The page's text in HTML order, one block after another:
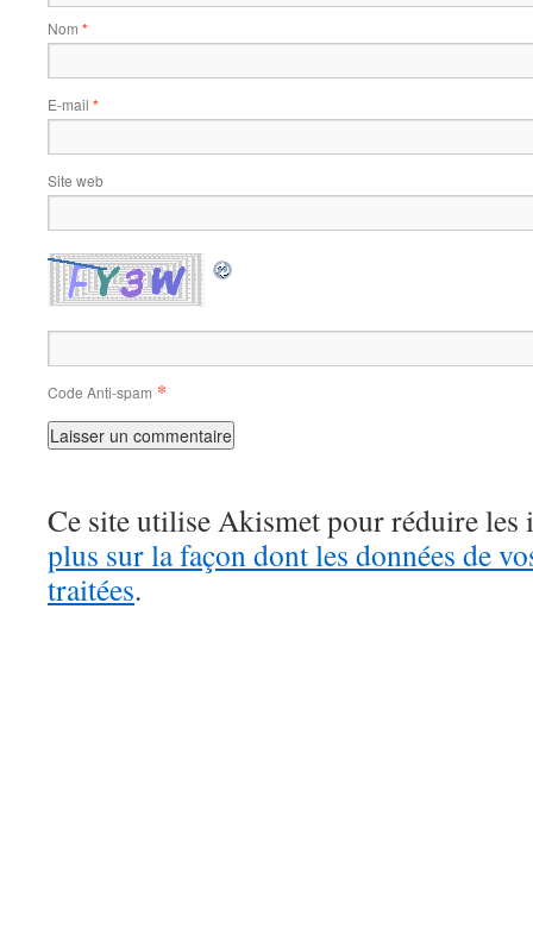
Nom *
E-mail *
Site web
Code Anti-spam *
Ce site utilise Akismet pour réduire les
plus sur la façon dont les données de
traitées.